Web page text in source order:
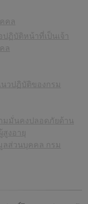
คล
ฏิบัติหน้าที่เป็นเจ้า
ล
วปฏิบัติของกรม
มมั่นคงปลอดภัยด้าน
สูงอายุ
ลส่วนบุคคล กรม